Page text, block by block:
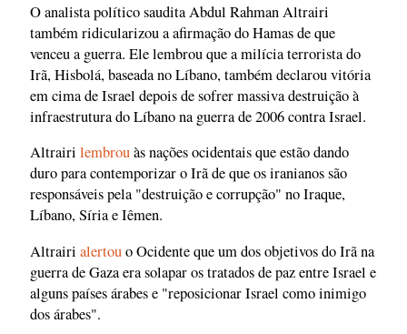
O analista político saudita Abdul Rahman Altrairi
também ridicularizou a afirmação do Hamas de que
venceu a guerra. Ele lembrou que a milícia terrorista do
Irã, Hisbolá, baseada no Líbano, também declarou vitória
em cima de Israel depois de sofrer massiva destruição à
infraestrutura do Líbano na guerra de 2006 contra Israel.
Altrairi lembrouàs nações ocidentais que estão dando
duro para contemporizar o Irã de que os iranianos são
responsáveis pela "destruição e corrupção" no Iraque,
Líbano, Síria e Iêmen.
Altrairi alertouo Ocidente que um dos objetivos do Irã na
guerra de Gaza era solapar os tratados de paz entre Israel e
alguns países árabes e "reposicionar Israel como inimigo
dos árabes".